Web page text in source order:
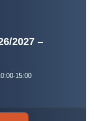
2027 –
15:00